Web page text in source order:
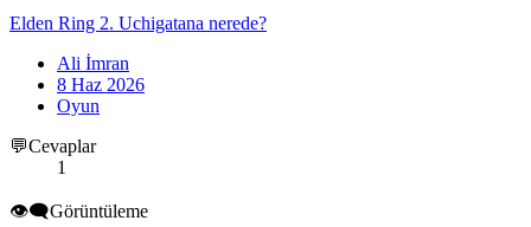
Elden Ring 2. Uchigatana nerede?
Ali İmran
8 Haz 2026
Oyun
💬Cevaplar
1
👁️‍🗨️Görüntüleme